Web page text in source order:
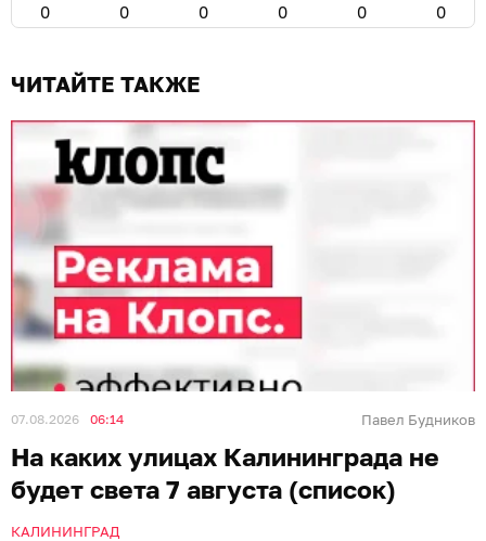
0 0 0 0 0 0
ЧИТАЙТЕ ТАКЖЕ
07.08.2026 06:14 Павел Будников
На каких улицах Калининграда не
будет света 7 августа (список)
КАЛИНИНГРАД